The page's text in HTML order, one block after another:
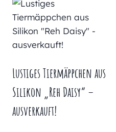
Lustiges Tiermäppchen aus
Silikon „Reh Daisy“ –
ausverkauft!